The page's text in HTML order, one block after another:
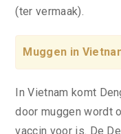
(ter vermaak).
Muggen in
In Vietnam komt
door muggen wordt
vaccin voor is. De